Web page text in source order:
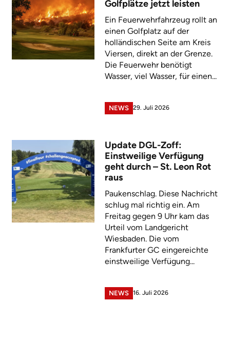
Golfplätze jetzt leisten
Ein Feuerwehrfahrzeug rollt an
einen Golfplatz auf der
holländischen Seite am Kreis
Viersen, direkt an der Grenze.
Die Feuerwehr benötigt
Wasser, viel Wasser, für einen...
NEWS 29. Juli 2026
Update DGL-Zoff:
Einstweilige Verfügung
geht durch – St. Leon Rot
raus
Paukenschlag. Diese Nachricht
schlug mal richtig ein. Am
Freitag gegen 9 Uhr kam das
Urteil vom Landgericht
Wiesbaden. Die vom
Frankfurter GC eingereichte
einstweilige Verfügung...
NEWS 16. Juli 2026